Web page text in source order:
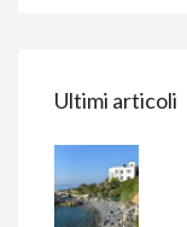
Ultimi articoli